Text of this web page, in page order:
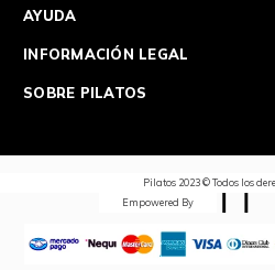
AYUDA
INFORMACIÓN LEGAL
SOBRE PILATOS
Pilatos 2023 © Todos los
Empowered By